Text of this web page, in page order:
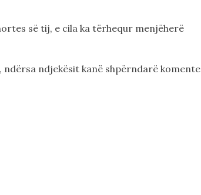
së tij, e cila ka tërhequr menjëherë
ndjekësit kanë shpërndarë komente